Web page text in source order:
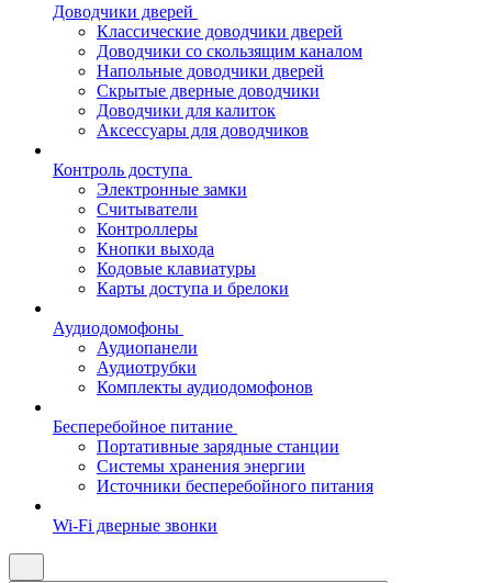
Доводчики дверей
Классические доводчики дверей
Доводчики со скользящим каналом
Напольные доводчики дверей
Скрытые дверные доводчики
Доводчики для калиток
Аксессуары для доводчиков
Контроль доступа
Электронные замки
Считыватели
Контроллеры
Кнопки выхода
Кодовые клавиатуры
Карты доступа и брелоки
Аудиодомофоны
Аудиопанели
Аудиотрубки
Комплекты аудиодомофонов
Бесперебойное питание
Портативные зарядные станции
Системы хранения энергии
Источники бесперебойного питания
Wi-Fi дверные звонки